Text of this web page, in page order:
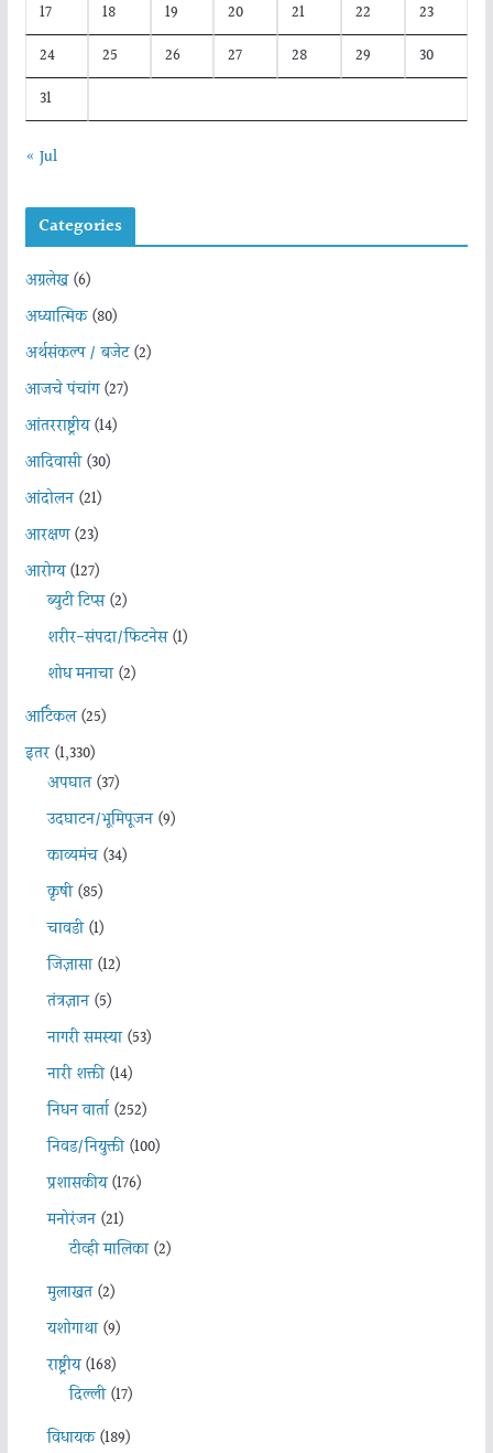
17
18 19 20 21 22
23
24
25 26 27 28 29
30
31
« Jul
Categories
अग्रलेख(6)
अध्यात्मिक(80)
अर्थसंकल्प / बजेट(2)
आजचे पंचांग(27)
आंतरराष्ट्रीय(14)
आदिवासी(30)
आंदोलन(21)
आरक्षण(23)
आरोग्य(127)
ब्युटी टिप्स(2)
शरीर-संपदा/फिटनेस(1)
शोध मनाचा(2)
आर्टिकल(25)
इतर(1,330)
अपघात(37)
उदघाटन/भूमिपूजन(9)
काव्यमंच(34)
कृषी(85)
चावडी(1)
जिज्ञासा(12)
तंत्रज्ञान(5)
नागरी समस्या(53)
नारी शक्ती(14)
निधन वार्ता(252)
निवड/नियुक्ती(100)
प्रशासकीय(176)
मनोरंजन(21)
टीव्ही मालिका(2)
मुलाखत(2)
यशोगाथा(9)
राष्ट्रीय(168)
दिल्ली(17)
विधायक(189)